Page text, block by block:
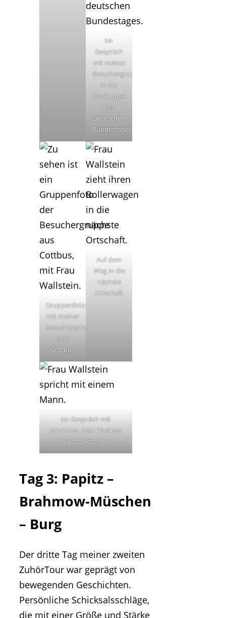
Im
Gespräch
mit meiner
Besuchergruppe
in der
Glaskuppel
des
Deutschen
Bundestages
Gruppenfoto
mit meiner
Besuchergruppe
aus
Cottbus
Auf dem
Weg in die
nächste
Ortschaft
Im Gespräch mit
Johannes, dem Chef des
Waldschlösschen
Tag 3: Papitz –
Brahmow-Müschen
– Burg
Der dritte Tag meiner zweiten
ZuhörTour war geprägt von
bewegenden Geschichten.
Persönliche Schicksalsschläge,
die mit einer Größe und Stärke